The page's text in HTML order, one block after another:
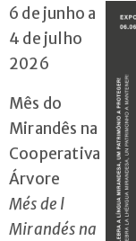
Contactos
6 de junho a
4 de julho
2026
Mês do
Mirandês na
Cooperativa
Árvore
Més de l
Mirandés na